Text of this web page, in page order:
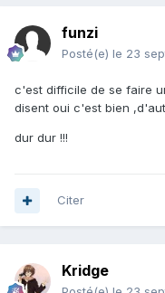
funzi
Posté(e) le 23
c'est difficile de se faire
disent oui c'est bien
dur dur !!!
Citer
Kridge